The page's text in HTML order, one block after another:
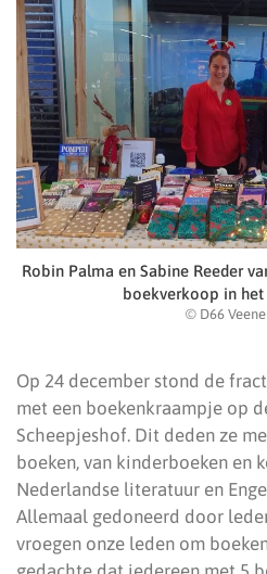
Robin Palma en Sabine Reeder
boekverkoop in het
© D66
Op 24 december stond de
met een boekenkraampje op
Scheepjeshof. Dit deden ze
boeken, van kinderboeken en
Nederlandse literatuur en
Allemaal gedoneerd door
vroegen onze leden om